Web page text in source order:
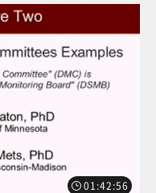
01:42:56